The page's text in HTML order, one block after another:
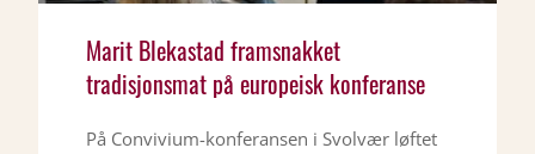
Marit Blekastad framsnakket
tradisjonsmat på europeisk konferanse
På Convivium-konferansen i Svolvær løftet